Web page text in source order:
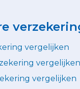
vergelijken
vergelijken
vergelijken